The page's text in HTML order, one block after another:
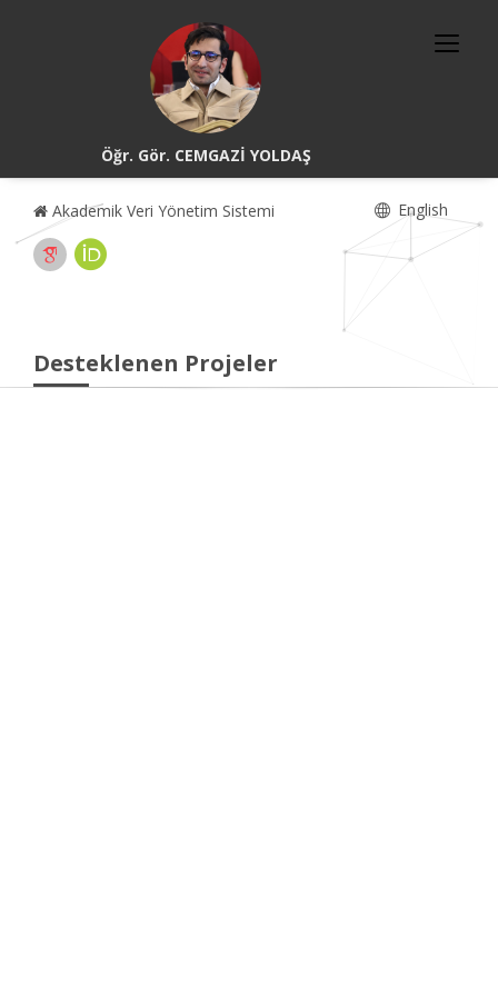
Öğr. Gör. CEMGAZİ YOLDAŞ
Akademik Veri Yönetim Sistemi English
Desteklenen Projeler